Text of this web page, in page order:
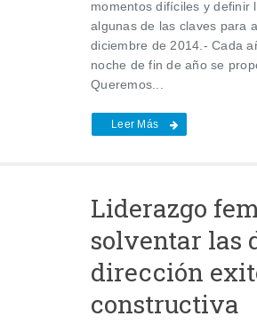
momentos difíciles y definir
algunas de las claves para
diciembre de 2014.- Cada
noche de fin de año se
Queremos...
Leer Más
Liderazgo
solventar las
dirección
constructiva